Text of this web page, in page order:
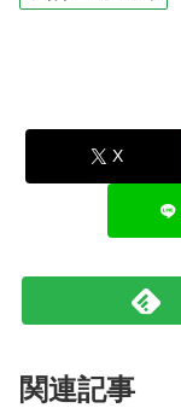
X
関連記事